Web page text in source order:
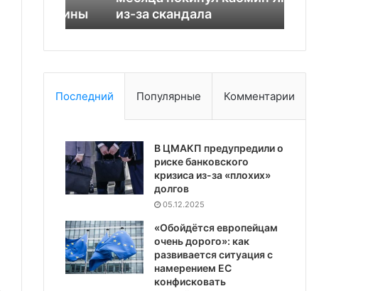
за
скандала
из-за скандала
Последний Популярные Комментарии
В ЦМАКП предупредили о
риске банковского
кризиса из-за «плохих»
долгов
05.12.2025
«Обойдётся европейцам
очень дорого»: как
развивается ситуация с
намерением ЕС
конфисковать